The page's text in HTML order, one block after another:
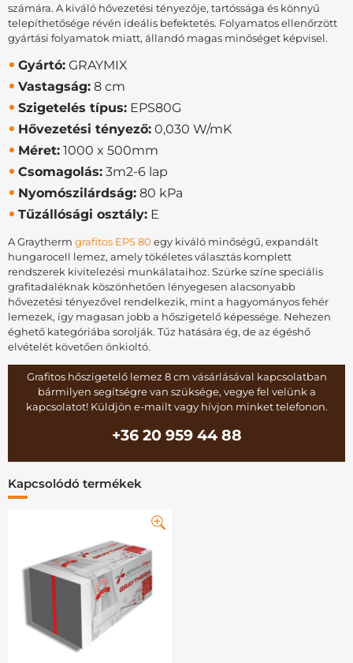
számára. A kiváló hővezetési tényezője, tartóssága és könnyű
telepíthetősége révén ideális befektetés. Folyamatos ellenőrzött
gyártási folyamatok miatt, állandó magas minőséget képvisel.
Gyártó:GRAYMIX
Vastagság:8 cm
Szigetelés típus:EPS80G
Hővezetési tényező:0,030 W/mK
Méret:1000 x 500mm
Csomagolás:3m2-6 lap
Nyomószilárdság:80 kPa
Tűzállósági osztály:E
A Graytherm grafitos EPS 80 egy kiváló minőségű, expandált
hungarocell lemez, amely tökéletes választás komplett
rendszerek kivitelezési munkálataihoz. Szürke színe speciális
grafitadaléknak köszönhetően lényegesen alacsonyabb
hővezetési tényezővel rendelkezik, mint a hagyományos fehér
lemezek, így magasan jobb a hőszigetelő képessége. Nehezen
éghető kategóriába sorolják. Tűz hatására ég, de az égéshő
elvételét követően önkioltó.
Grafitos hőszigetelő lemez 8 cm vásárlásával kapcsolatban
bármilyen segítségre van szüksége, vegye fel velünk a
kapcsolatot! Küldjön e-mailt vagy hívjon minket telefonon.
+36 20 959 44 88
Kapcsolódó termékek